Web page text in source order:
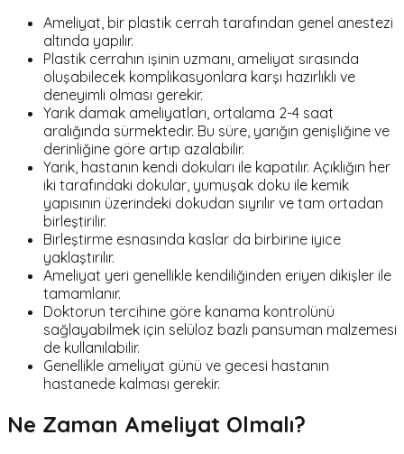
Ameliyat, bir plastik cerrah tarafından genel anestezi
altında yapılır.
Plastik cerrahın işinin uzmanı, ameliyat sırasında
oluşabilecek komplikasyonlara karşı hazırlıklı ve
deneyimli olması gerekir.
Yarık damak ameliyatları, ortalama 2-4 saat
aralığında sürmektedir. Bu süre, yarığın genişliğine ve
derinliğine göre artıp azalabilir.
Yarık, hastanın kendi dokuları ile kapatılır. Açıklığın her
iki tarafındaki dokular, yumuşak doku ile kemik
yapısının üzerindeki dokudan sıyrılır ve tam ortadan
birleştirilir.
Birleştirme esnasında kaslar da birbirine iyice
yaklaştırılır.
Ameliyat yeri genellikle kendiliğinden eriyen dikişler ile
tamamlanır.
Doktorun tercihine göre kanama kontrolünü
sağlayabilmek için selüloz bazlı pansuman malzemesi
de kullanılabilir.
Genellikle ameliyat günü ve gecesi hastanın
hastanede kalması gerekir.
Ne Zaman Ameliyat Olmalı?